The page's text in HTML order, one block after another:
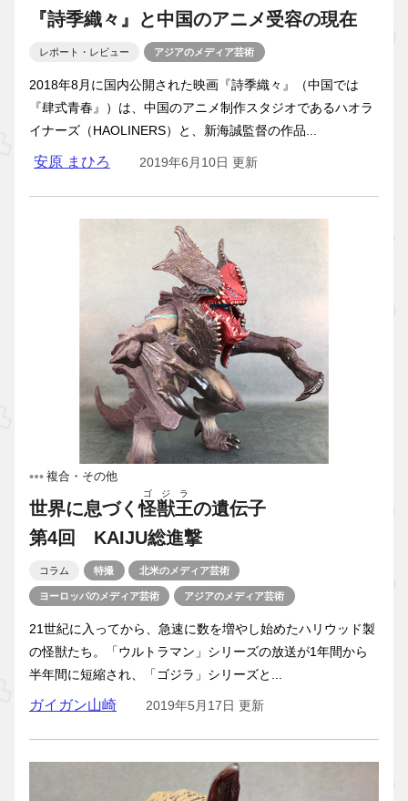
『詩季織々』と中国のアニメ受容の現在
レポート・レビュー アジアのメディア芸術
2018年8月に国内公開された映画『詩季織々』（中国では
『肆式青春』）は、中国のアニメ制作スタジオであるハオラ
イナーズ（HAOLINERS）と、新海誠監督の作品...
安原 まひろ 2019年6月10日 更新
複合・その他
世界に息づく怪獣王
ゴジラ
の遺伝子
第4回 KAIJU総進撃
コラム 特撮 北米のメディア芸術
ヨーロッパのメディア芸術 アジアのメディア芸術
21世紀に入ってから、急速に数を増やし始めたハリウッド製
の怪獣たち。「ウルトラマン」シリーズの放送が1年間から
半年間に短縮され、「ゴジラ」シリーズと...
ガイガン山崎 2019年5月17日 更新